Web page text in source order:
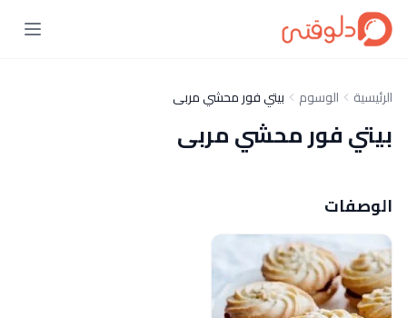
الرئيسية الوسوم بيتي فور محشي مربى
بيتي فور محشي مربى
الوصفات